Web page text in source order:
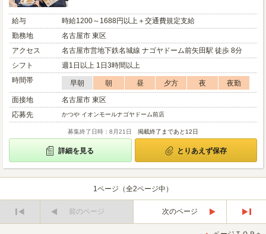
給与
時給1200～1688円以上＋交通費規定支給
勤務地
名古屋市 東区
アクセス
名古屋市営地下鉄名城線 ナゴヤドーム前矢田駅 徒歩 8分
シフト
週1日以上 1日3時間以上
時間帯
早朝 朝 昼 夕方 夜
夜勤
面接地
名古屋市 東区
応募先
かつや イオンモールナゴヤドーム前店
募集終了日時：8月21日 掲載終了まであと12日
詳細を見る とりあえず保存
1ページ（全2ページ中）
前のページ
次のページ
後